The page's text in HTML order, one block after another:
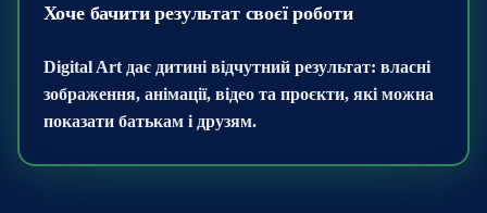
Хоче бачити результат своєї роботи
Digital Art дає дитині відчутний результат: власні
зображення, анімації, відео та проєкти, які можна
показати батькам і друзям.